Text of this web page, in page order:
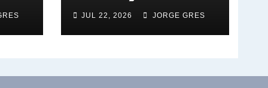
JUL 22, 2026 JORGE GRES